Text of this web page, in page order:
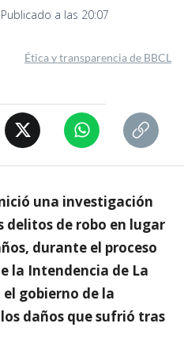
a las 20:07
Ética y transparencia de BBCL
una investigación
delitos de robo en lugar
durante el proceso
la Intendencia de La
gobierno de la
daños que sufrió tras